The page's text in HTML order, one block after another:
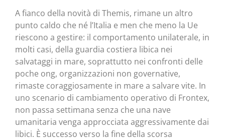
A fianco della novità di Themis, rimane un altro
punto caldo che né l’Italia e men che meno la Ue
riescono a gestire: il comportamento unilaterale, in
molti casi, della guardia costiera libica nei
salvataggi in mare, soprattutto nei confronti delle
poche ong, organizzazioni non governative,
rimaste coraggiosamente in mare a salvare vite. In
uno scenario di cambiamento operativo di Frontex,
non passa settimana senza che una nave
umanitaria venga approcciata aggressivamente dai
libici. È successo verso la fine della scorsa